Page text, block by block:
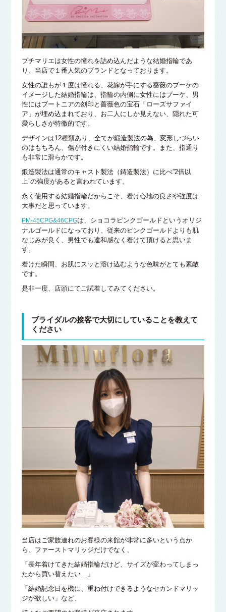
プチマリエは女性の憧れを詰め込んだような結婚指輪であ
り、当店で１番人気のブランドとなっております。
女性の誰もが１度は憧れる、花嫁が手にする薔薇のブーケの
イメージした結婚指輪は、指輪の内側に女性にはブーケ、男
性にはブートニアの刻印と薔薇色の宝石「ローズサファイ
ア」が埋め込まれており、お二人にしか見えない、隠れた可
愛らしさが特徴的です。
デザインは12種類あり、全てが鍛造製法の為、変形しづらい
のはもちろん、傷が付きにくい結婚指輪です。また、指通り
も非常に滑らかです。
鍛造製法は通常のキャスト製法（鋳造製法）に比べ”2倍以
上”の強度があると言われています。
永く使用する結婚指輪だからこそ、着け心地の良さや強度は
大事だと思っています。
PM-45CPG&46CPGは、ショコラピンクゴールドというオリジ
ナルゴールドになっており、従来のピンクゴールドよりも肌
なじみが良く、男性でも違和感なく着けて頂けると思いま
す。
着けた瞬間、お肌にスッと溶け込むような色味がとても素敵
です。
是非一度、店頭にてご試着してみてください。
ブライダルの接客で大切にしていることを教えて
ください
当店はご家族連れのお客様の来館が非常に多いという点か
ら、ファーストマリッジだけでなく、
「長年着けてきた結婚指輪だけど、サイズが変わってしまっ
たから買い替えたい…」
「結婚記念日を機に、重ね付けできるようなセカンドマリッ
ジが欲しい」など、